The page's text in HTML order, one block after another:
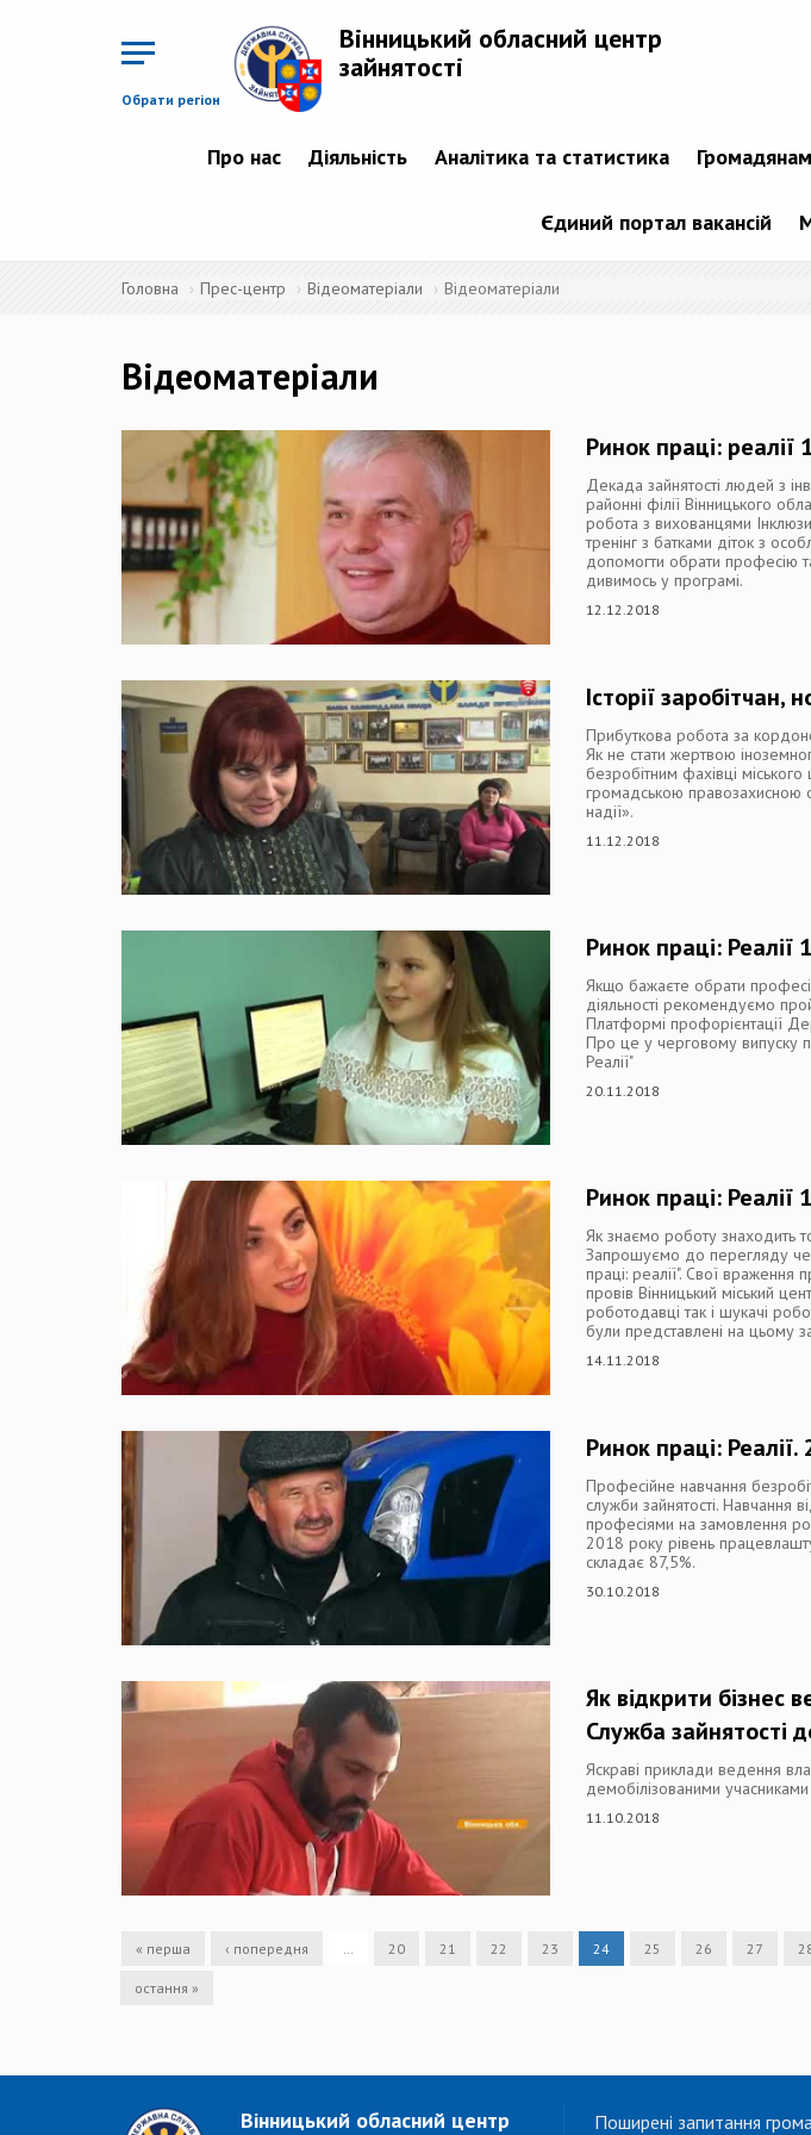
Обрати регіон
Вінницький обласний центр
зайнятості
Про нас Діяльність Аналітика та статистика Громадянам
Єдиний портал вакансій
Головна Прес-центр Відеоматеріали Відеоматеріали
Відеоматеріали
Ринок праці: реалії
Декада зайнятості людей з
районні філії Вінницького
робота з вихованцями
тренінг з батками діток з
допомогти обрати професію
дивимось у програмі.
12.12.2018
Історії
Прибуткова робота за
Як не стати жертвою
безробітним фахівці міського
громадською правозахисною
надії».
11.12.2018
Ринок праці: Реалії
Якщо бажаєте обрати
діяльності рекомендуємо
Платформі профорієнтації
Про це у черговому випуску
Реалії"
20.11.2018
Ринок праці: Реалії
Як знаємо роботу знаходить
Запрошуємо до перегляду
праці: реалії". Свої враження
провів Вінницький міський
роботодавці так і шукачі
були представлені на цьому
14.11.2018
Ринок праці:
Професійне навчання
служби зайнятості. Навчання
професіями на замовлення
2018 року рівень
складає 87,5%.
30.10.2018
Як відкрити бізнес
Служба зайнятості
Яскраві приклади ведення
демобілізованими
11.10.2018
« перша ‹ попередня … 20 21 22 23 24 25 26 27
остання »
Вінницький обласний центр Поширені запитання